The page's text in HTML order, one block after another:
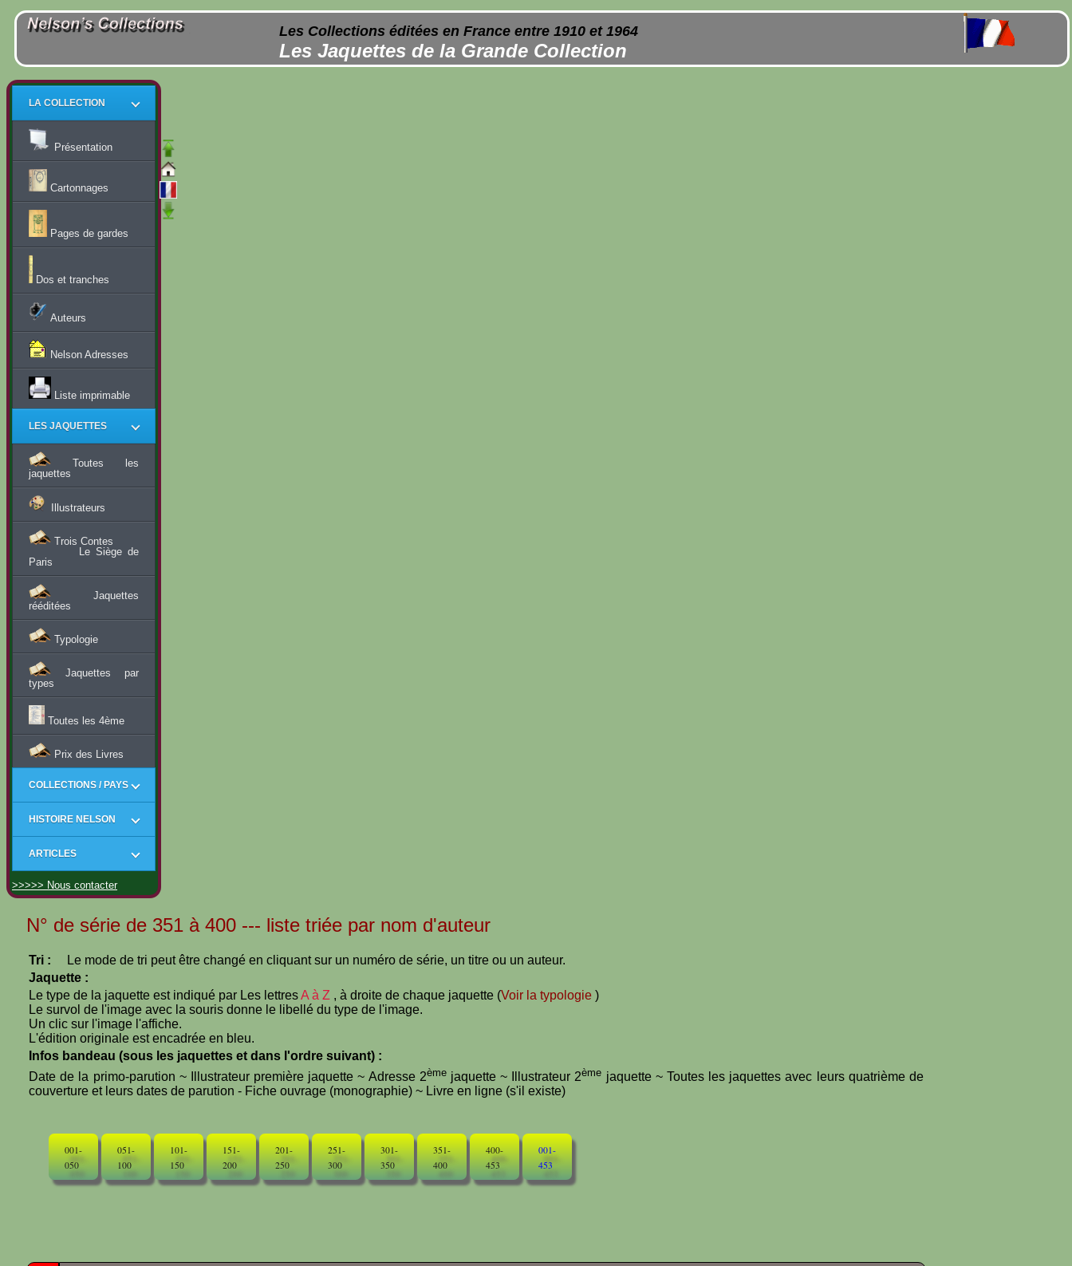
Les Collections éditées en France entre 1910 et 1964
Les Jaquettes de la Grande Collection
LA COLLECTION
Présentation
Cartonnages
Pages de gardes
Dos et tranches
Auteurs
Nelson Adresses
Liste imprimable
LES JAQUETTES
Toutes les
jaquettes
Illustrateurs
Trois Contes
Le Siège de
Paris
Jaquettes
rééditées
Typologie
Jaquettes par
types
Toutes les 4ème
Prix des Livres
COLLECTIONS / PAYS
HISTOIRE NELSON
ARTICLES
>>>>> Nous contacter
N° de série de 351 à 400 --- liste triée par nom d'auteur
Tri :
Le mode de tri peut être changé en cliquant sur un numéro de série, un titre ou un auteur.
Jaquette :
Le type de la jaquette est indiqué par Les lettresA à Z , à droite de chaque jaquette (Voir la typologie )
Le survol de l'image avec la souris donne le libellé du type de l'image.
Un clic sur l'image l'affiche.
L'édition originale est encadrée en bleu.
Infos bandeau (sous les jaquettes et dans l'ordre suivant) :
Date de la primo-parution ~ Illustrateur première jaquette ~ Adresse 2èmejaquette ~ Illustrateur 2ème jaquette ~ Toutes les jaquettes avec leurs quatrième de
couverture et leurs dates de parution - Fiche ouvrage (monographie) ~ Livre en ligne (s'il existe)
001-
050
051-
100
101-
150
151-
200
201-
250
251-
300
301-
350
351-
400
400-
453
001-
453